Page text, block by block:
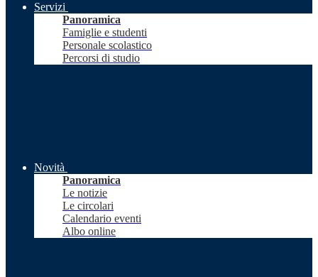
Servizi
Panoramica
Famiglie e studenti
Personale scolastico
Percorsi di studio
Novità
Panoramica
Le notizie
Le circolari
Calendario eventi
Albo online